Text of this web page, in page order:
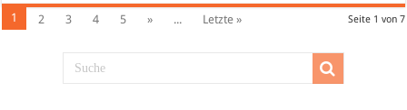
Seite 1 von 7
1 2 3 4 5 » ... Letzte »